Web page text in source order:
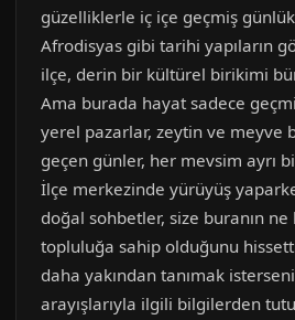
güzelliklerle iç içe geçmiş günlük
Afrodisyas gibi tarihi yapıların
ilçe, derin bir kültürel birikimi
Ama burada hayat sadece
yerel pazarlar, zeytin ve meyve
geçen günler, her mevsim ayrı
İlçe merkezinde yürüyüş
doğal sohbetler, size buranın
topluluğa sahip olduğunu
daha yakından tanımak
arayışlarıyla ilgili bilgilerden